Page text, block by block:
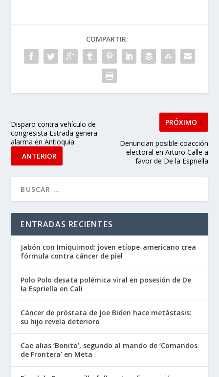
COMPARTIR:
Disparo contra vehículo de
congresista Estrada genera
alarma en Antioquia
ANTERIOR
PRÓXIMO
Denuncian posible coacción
electoral en Arturo Calle a
favor de De la Espriella
ENTRADAS RECIENTES
Jabón con Imiquimod: joven etíope-americano crea
fórmula contra cáncer de piel
Polo Polo desata polémica viral en posesión de De
la Espriella en Cali
Cáncer de próstata de Joe Biden hace metástasis:
su hijo revela deterioro
Cae alias ‘Bonito’, segundo al mando de ‘Comandos
de Frontera’ en Meta